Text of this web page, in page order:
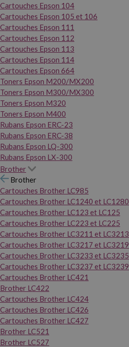
Cartouches Epson 104
Cartouches Epson 105 et 106
Cartouches Epson 111
Cartouches Epson 112
Cartouches Epson 113
Cartouches Epson 114
Cartouches Epson 664
Toners Epson M200/MX200
Toners Epson M300/MX300
Toners Epson M320
Toners Epson M400
Rubans Epson ERC-23
Rubans Epson ERC-38
Rubans Epson LQ-300
Rubans Epson LX-300
Brother
Brother
Cartouches Brother LC985
Cartouches Brother LC1240 et LC1280
Cartouches Brother LC123 et LC125
Cartouches Brother LC223 et LC225
Cartouches Brother LC3211 et LC3213
Cartouches Brother LC3217 et LC3219
Cartouches Brother LC3233 et LC3235
Cartouches Brother LC3237 et LC3239
Cartouches Brother LC421
Brother LC422
Cartouches Brother LC424
Cartouches Brother LC426
Cartouches Brother LC427
Brother LC521
Brother LC527